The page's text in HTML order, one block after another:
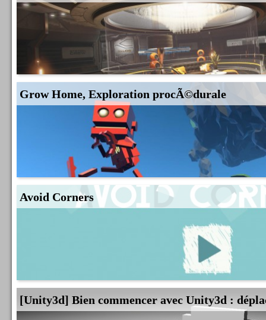
Grow Home, Exploration procÃ©durale
Avoid Corners
[Unity3d] Bien commencer avec Unity3d :